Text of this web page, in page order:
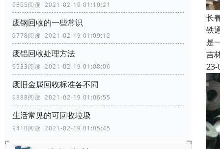
9865阅读 2021-02-19 01:10:21
废钢回收的一些常识
9778阅读 2021-02-19 01:09:12
废铝回收处理方法
9533阅读 2021-02-19 01:08:06
废旧金属回收标准各不同
9888阅读 2021-02-19 01:06:55
生活常见的可回收垃圾
9410阅读 2021-02-19 01:05:45
长
铁
是
吉
23-